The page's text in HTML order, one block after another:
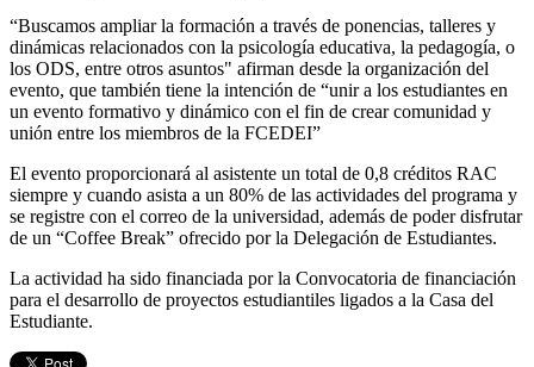
“Buscamos ampliar la formación a través de ponencias, talleres y
dinámicas relacionados con la psicología educativa, la pedagogía, o
los ODS, entre otros asuntos" afirman desde la organización del
evento, que también tiene la intención de “unir a los estudiantes en
un evento formativo y dinámico con el fin de crear comunidad y
unión entre los miembros de la FCEDEI”
El evento proporcionará al asistente un total de 0,8 créditos RAC
siempre y cuando asista a un 80% de las actividades del programa y
se registre con el correo de la universidad, además de poder disfrutar
de un “Coffee Break” ofrecido por la Delegación de Estudiantes.
La actividad ha sido financiada por la Convocatoria de financiación
para el desarrollo de proyectos estudiantiles ligados a la Casa del
Estudiante.